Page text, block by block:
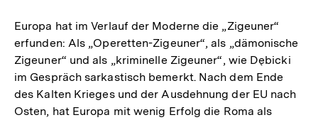
der
Fußnote
Europa hat im Verlauf der Moderne die „Zigeuner“
erfunden: Als „Operetten-Zigeuner“, als „dämonische
Zigeuner“ und als „kriminelle Zigeuner“, wie Dębicki
im Gespräch sarkastisch bemerkt. Nach dem Ende
des Kalten Krieges und der Ausdehnung der EU nach
Osten, hat Europa mit wenig Erfolg die Roma als